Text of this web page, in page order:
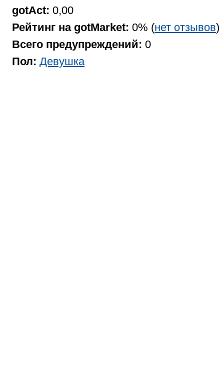
gotAct: 0,00
Рейтинг на gotMarket: 0% (нет отзывов)
Всего предупреждений: 0
Пол: Девушка